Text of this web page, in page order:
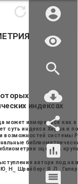
индексах
может измеряться как
суть индекса Хирша и
возможностей системы
оценить
автора под
Ю. Н ., Шрайберг Я. Л .,